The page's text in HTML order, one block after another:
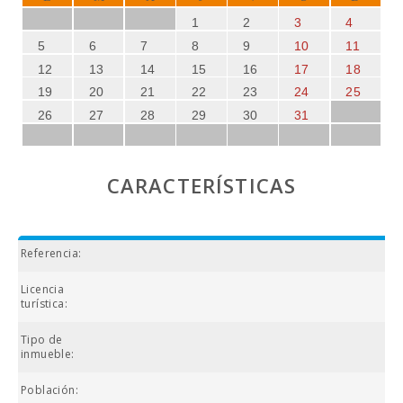
1 2 3
4
5
6 7 8 9 10
11
12
13 14 15 16 17
18
19
20 21 22 23 24
25
26
27 28 29 30 31
CARACTERÍSTICAS
Referencia:
Licencia
turística:
Tipo de
inmueble:
Población: